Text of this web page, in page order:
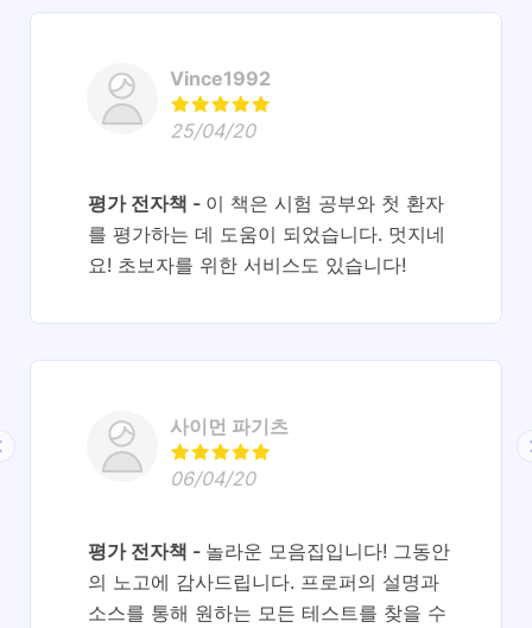
Vince1992
25/04/20
평가 전자책
이 책은 시험 공부와 첫 환자
를 평가하는 데 도움이 되었습니다. 멋지네
요! 초보자를 위한 서비스도 있습니다!
사이먼 파기츠
06/04/20
평가 전자책
놀라운 모음집입니다! 그동안
의 노고에 감사드립니다. 프로퍼의 설명과
소스를 통해 원하는 모든 테스트를 찾을 수